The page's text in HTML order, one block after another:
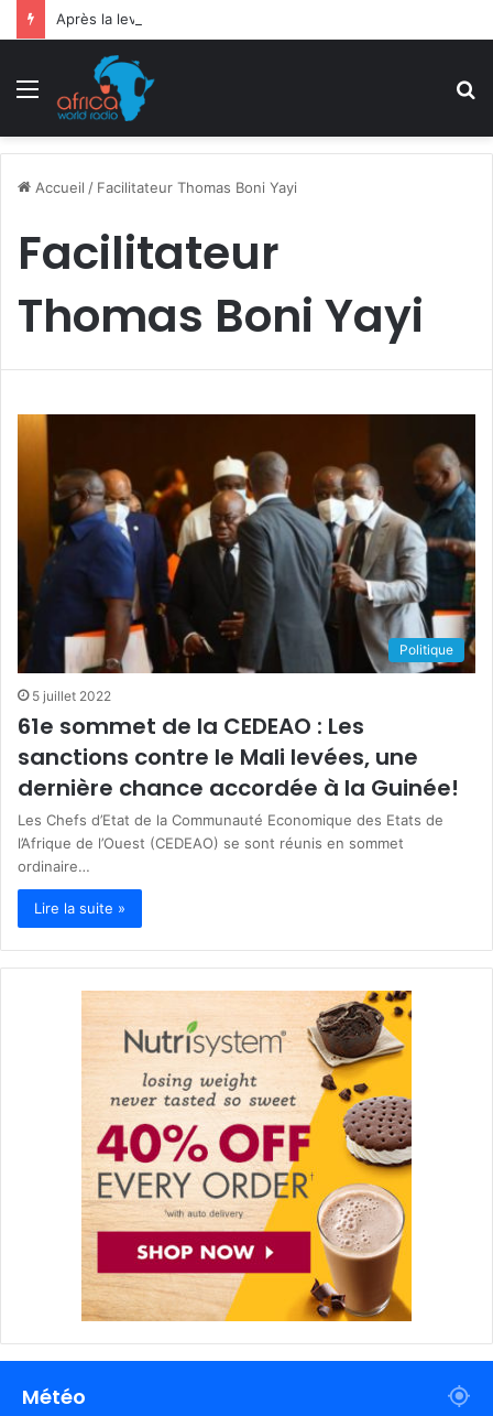
Menu
Accueil / Facilitateur Thomas Boni Yayi
Facilitateur
Thomas Boni Yayi
Politique
5 juillet 2022
61e sommet de la CEDEAO : Les
sanctions contre le Mali levées, une
dernière chance accordée à la Guinée!
Les Chefs d’Etat de la Communauté Economique des Etats de
l’Afrique de l’Ouest (CEDEAO) se sont réunis en sommet
ordinaire…
Lire la suite »
Météo